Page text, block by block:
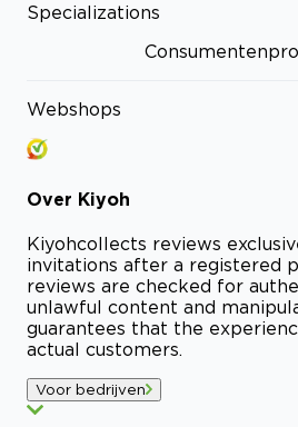
Specializations
Webshops
Over Kiyoh
Kiyohcollects reviews
invitations after a registered
reviews are checked for
unlawful content and
guarantees that the
actual customers.
Voor bedrijven